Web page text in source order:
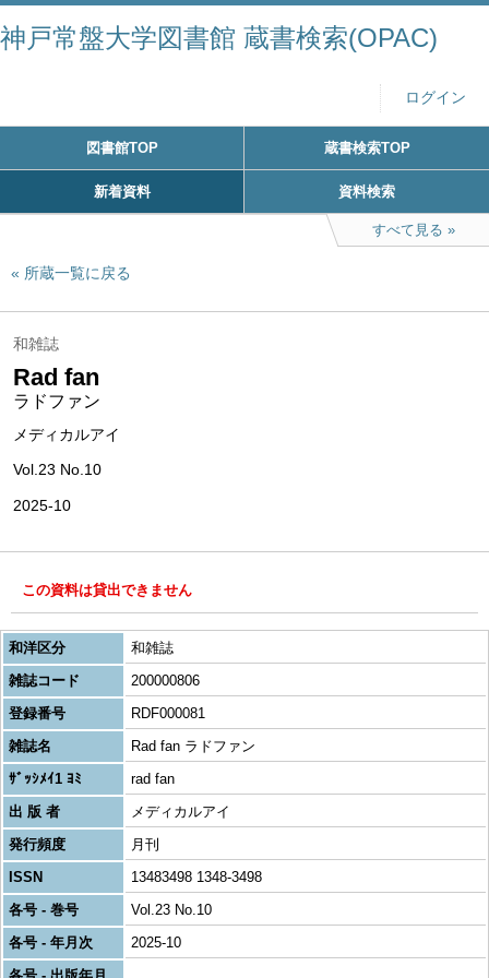
神戸常盤大学図書館 蔵書検索(OPAC)
ログイン
図書館TOP 蔵書検索TOP
新着資料 資料検索
すべて見る
所蔵一覧に戻る
和雑誌
Rad fan
ラドファン
メディカルアイ
Vol.23 No.10
2025-10
この資料は貸出できません
和洋区分
和雑誌
雑誌コード
200000806
登録番号
RDF000081
雑誌名
Rad fan ラドファン
ｻﾞｯｼﾒｲ1 ﾖﾐ
rad fan
出 版 者
メディカルアイ
発行頻度
月刊
ISSN
13483498 1348-3498
各号 - 巻号
Vol.23 No.10
各号 - 年月次
2025-10